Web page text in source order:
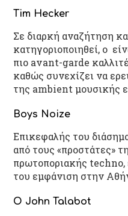
Tim Hecker
Σε διαρκή αναζήτηση
κατηγοριοποιηθεί, ο
πιο avant-garde
καθώς συνεχίζει να
της ambient μουσικής
Boys Noize
Επικεφαλής του
από τους «προστάτες»
πρωτοποριακής techno,
του εμφάνιση στην
Ο John Talabot